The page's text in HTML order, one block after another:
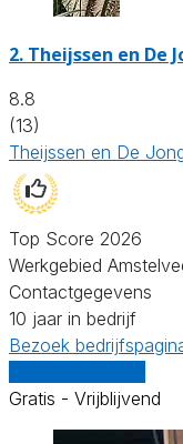
2. Theijssen en De
8.8
(13)
Theijssen en De
Top Score 2026
Werkgebied
Contactgegevens
10 jaar in bedrijf
Bezoek
Gratis - Vrijblijvend